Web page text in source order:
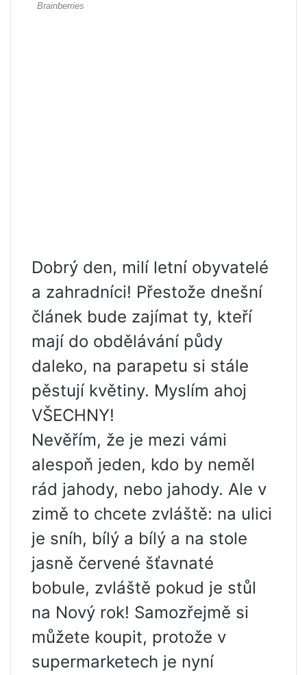
Dobrý den, milí letní obyvatelé
a zahradníci! Přestože dnešní
článek bude zajímat ty, kteří
mají do obdělávání půdy
daleko, na parapetu si stále
pěstují květiny. Myslím ahoj
VŠECHNY!
Nevěřím, že je mezi vámi
alespoň jeden, kdo by neměl
rád jahody, nebo jahody. Ale v
zimě to chcete zvláště: na ulici
je sníh, bílý a bílý a na stole
jasně červené šťavnaté
bobule, zvláště pokud je stůl
na Nový rok! Samozřejmě si
můžete koupit, protože v
supermarketech je nyní